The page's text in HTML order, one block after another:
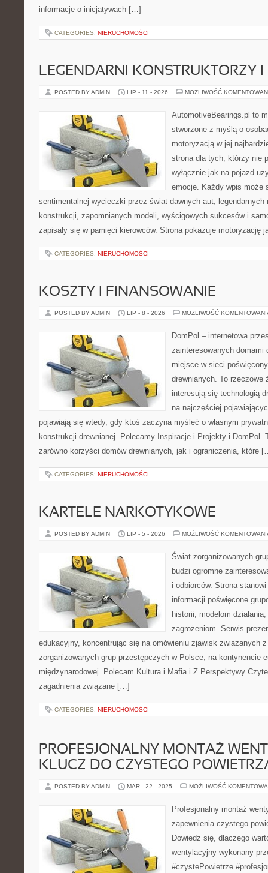
informacje o inicjatywach […]
CATEGORIES: NIERUCHOMOŚCI
LEGENDARNI KONSTRUKTORZY
POSTED BY ADMIN LIP - 11 - 2026 MOŻLIWOŚĆ
AutomotiveBearings.pl to
stworzone z myślą o
motoryzacją w jej
strona dla tych, którzy nie
wyłącznie jak na pojazd
emocje. Każdy wpis może
sentimentalnej wycieczki przez świat dawnych aut, legendarnych
konstrukcji, zapomnianych modeli, wyścigowych sukcesów i
zapisały się w pamięci kierowców. Strona pokazuje motoryzację
CATEGORIES: NIERUCHOMOŚCI
KOSZTY I FINANSOWANIE
POSTED BY ADMIN LIP - 8 - 2026 MOŻLIWOŚĆ
DomPol – internetowa
zainteresowanych domami
miejsce w sieci
drewnianych. To rzeczowe
interesują się technologią
na najczęściej
pojawiają się wtedy, gdy ktoś zaczyna myśleć o własnym
konstrukcji drewnianej. Polecamy Inspiracje i Projekty i DomPol.
zarówno korzyści domów drewnianych, jak i ograniczenia, które
CATEGORIES: NIERUCHOMOŚCI
KARTELE NARKOTYKOWE
POSTED BY ADMIN LIP - 5 - 2026 MOŻLIWOŚĆ
Świat zorganizowanych
budzi ogromne
i odbiorców. Strona
informacji poświęcone
historii, modelom
zagrożeniom. Serwis
edukacyjny, koncentrując się na omówieniu zjawisk związanych z
zorganizowanych grup przestępczych w Polsce, na kontynencie
międzynarodowej. Polecam Kultura i Mafia i Z Perspektywy
zagadnienia związane […]
CATEGORIES: NIERUCHOMOŚCI
PROFESJONALNY MONTAŻ
KLUCZ DO CZYSTEGO
POSTED BY ADMIN MAR - 22 - 2025 MOŻLIWOŚĆ
Profesjonalny montaż
zapewnienia czystego
Dowiedz się, dlaczego
wentylacyjny wykonany
#czystePowietrze